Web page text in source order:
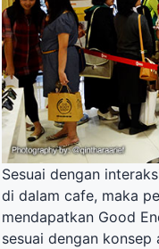
Sesuai dengan
di dalam cafe, maka
mendapatkan Good
sesuai dengan